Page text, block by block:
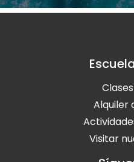
Alquiler
Visitar